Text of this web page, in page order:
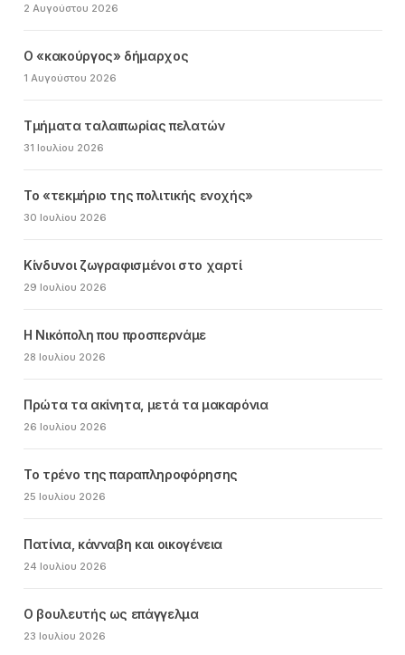
2 Αυγούστου 2026
Ο «κακούργος» δήμαρχος
1 Αυγούστου 2026
Τμήματα ταλαιπωρίας πελατών
31 Ιουλίου 2026
Το «τεκμήριο της πολιτικής ενοχής»
30 Ιουλίου 2026
Κίνδυνοι ζωγραφισμένοι στο χαρτί
29 Ιουλίου 2026
Η Νικόπολη που προσπερνάμε
28 Ιουλίου 2026
Πρώτα τα ακίνητα, μετά τα μακαρόνια
26 Ιουλίου 2026
Το τρένο της παραπληροφόρησης
25 Ιουλίου 2026
Πατίνια, κάνναβη και οικογένεια
24 Ιουλίου 2026
Ο βουλευτής ως επάγγελμα
23 Ιουλίου 2026